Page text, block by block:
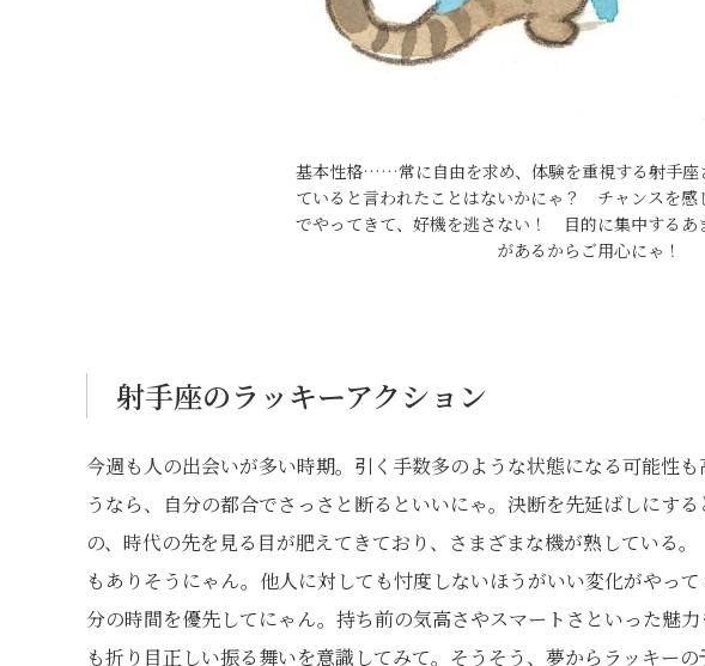
基本性格……常に自由を求め、体験を重視する射手座
ていると言われたことはないかにゃ？ チャンスを感
でやってきて、好機を逃さない！ 目的に集中するあ
があるからご用心にゃ！
射手座のラッキーアクション
今週も人の出会いが多い時期。引く手数多のような状態になる可能性
うなら、自分の都合でさっさと断るといいにゃ。決断を先延ばしにす
の、時代の先を見る目が肥えてきており、さまざまな機が熟している
もありそうにゃん。他人に対しても忖度しないほうがいい変化がやっ
分の時間を優先してにゃん。持ち前の気高さやスマートさといった魅
も折り目正しい振る舞いを意識してみて。そうそう、夢からラッキー